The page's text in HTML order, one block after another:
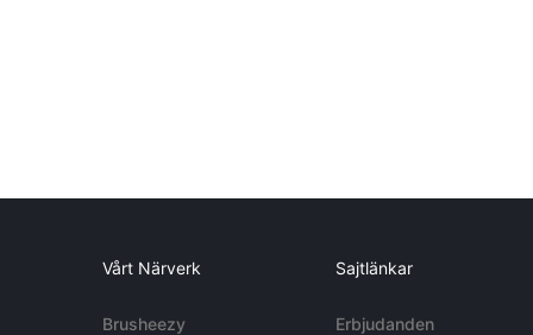
Vårt Närverk
Brusheezy
Sajtlänkar
Erbjudanden